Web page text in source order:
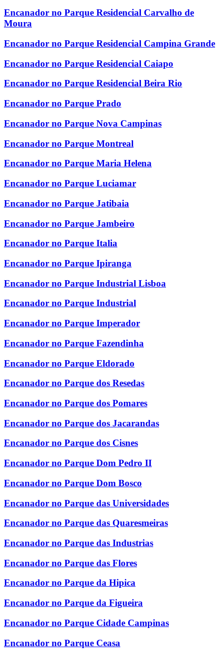
Encanador no Parque Residencial Carvalho de
Moura
Encanador no Parque Residencial Campina Grande
Encanador no Parque Residencial Caiapo
Encanador no Parque Residencial Beira Rio
Encanador no Parque Prado
Encanador no Parque Nova Campinas
Encanador no Parque Montreal
Encanador no Parque Maria Helena
Encanador no Parque Luciamar
Encanador no Parque Jatibaia
Encanador no Parque Jambeiro
Encanador no Parque Italia
Encanador no Parque Ipiranga
Encanador no Parque Industrial Lisboa
Encanador no Parque Industrial
Encanador no Parque Imperador
Encanador no Parque Fazendinha
Encanador no Parque Eldorado
Encanador no Parque dos Resedas
Encanador no Parque dos Pomares
Encanador no Parque dos Jacarandas
Encanador no Parque dos Cisnes
Encanador no Parque Dom Pedro II
Encanador no Parque Dom Bosco
Encanador no Parque das Universidades
Encanador no Parque das Quaresmeiras
Encanador no Parque das Industrias
Encanador no Parque das Flores
Encanador no Parque da Hipica
Encanador no Parque da Figueira
Encanador no Parque Cidade Campinas
Encanador no Parque Ceasa